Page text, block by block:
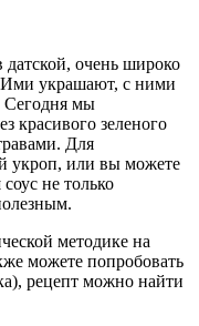
датской, очень широко
Ими украшают, с ними
Сегодня мы
красивого зеленого
Для
укроп, или вы можете
не только
методике на
можете попробовать
рецепт можно найти